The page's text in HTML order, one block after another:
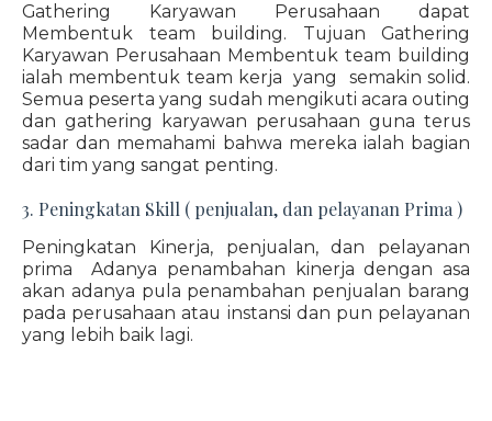
Gathering Karyawan Perusahaan dapat
Membentuk team building. Tujuan Gathering
Karyawan Perusahaan Membentuk team building
ialah membentuk team kerja yang semakin solid.
Semua peserta yang sudah mengikuti acara outing
dan gathering karyawan perusahaan guna terus
sadar dan memahami bahwa mereka ialah bagian
dari tim yang sangat penting.
3. Peningkatan Skill ( penjualan, dan pelayanan Prima )
Peningkatan Kinerja, penjualan, dan pelayanan
prima Adanya penambahan kinerja dengan asa
akan adanya pula penambahan penjualan barang
pada perusahaan atau instansi dan pun pelayanan
yang lebih baik lagi.